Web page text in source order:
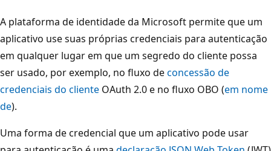
A plataforma de identidade da Microsoft permite que um
aplicativo use suas próprias credenciais para autenticação
em qualquer lugar em que um segredo do cliente possa
ser usado, por exemplo, no fluxo deconcessão de
credenciais do cliente OAuth 2.0 e no fluxo OBO (em nome
de).
Uma forma de credencial que um aplicativo pode usar